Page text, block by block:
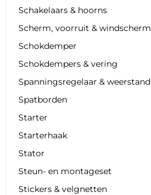
Schakelaars & hoorns
Scherm, voorruit & windscherm
Schokdemper
Schokdempers & vering
Spanningsregelaar & weerstand
Spatborden
Starter
Starterhaak
Stator
Steun- en montageset
Stickers & velgnetten